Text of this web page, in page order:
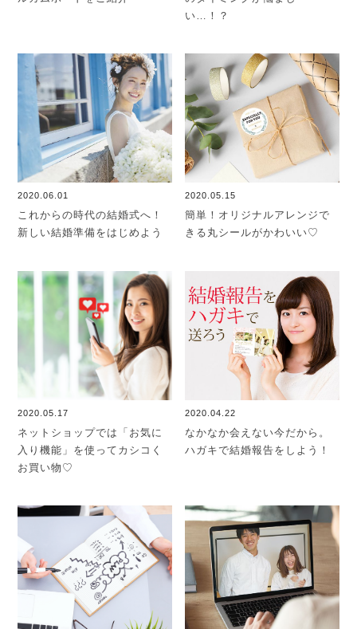
い…！？
2020.06.01
これからの時代の結婚式へ！
新しい結婚準備をはじめよう
2020.05.15
簡単！オリジナルアレンジで
きる丸シールがかわいい♡
2020.05.17
ネットショップでは「お気に
入り機能」を使ってカシコく
お買い物♡
2020.04.22
なかなか会えない今だから。
ハガキで結婚報告をしよう！